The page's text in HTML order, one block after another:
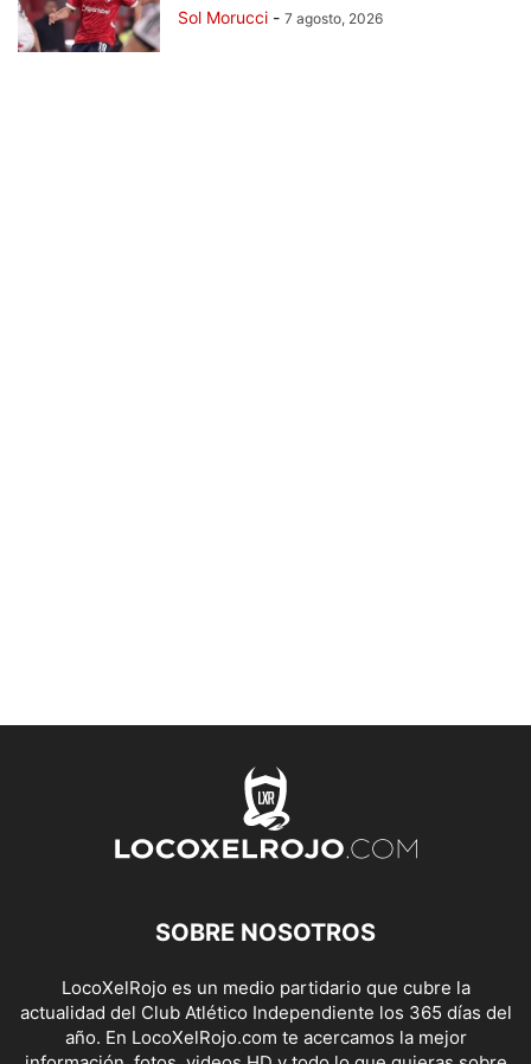
Sol Morucci - 7 agosto, 2026
SOBRE NOSOTROS
LocoXelRojo es un medio partidario que cubre la
actualidad del Club Atlético Independiente los 365 días del
año. En LocoXelRojo.com te acercamos la mejor